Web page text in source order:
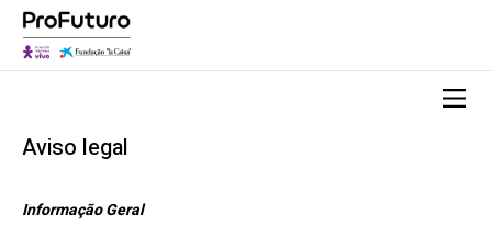
Aviso legal
Informação Geral